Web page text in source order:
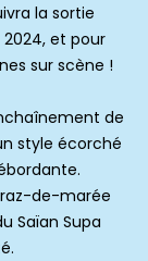
la sortie
et pour
sur scène !
de
style écorché
raz-de-marée
Saïan Supa